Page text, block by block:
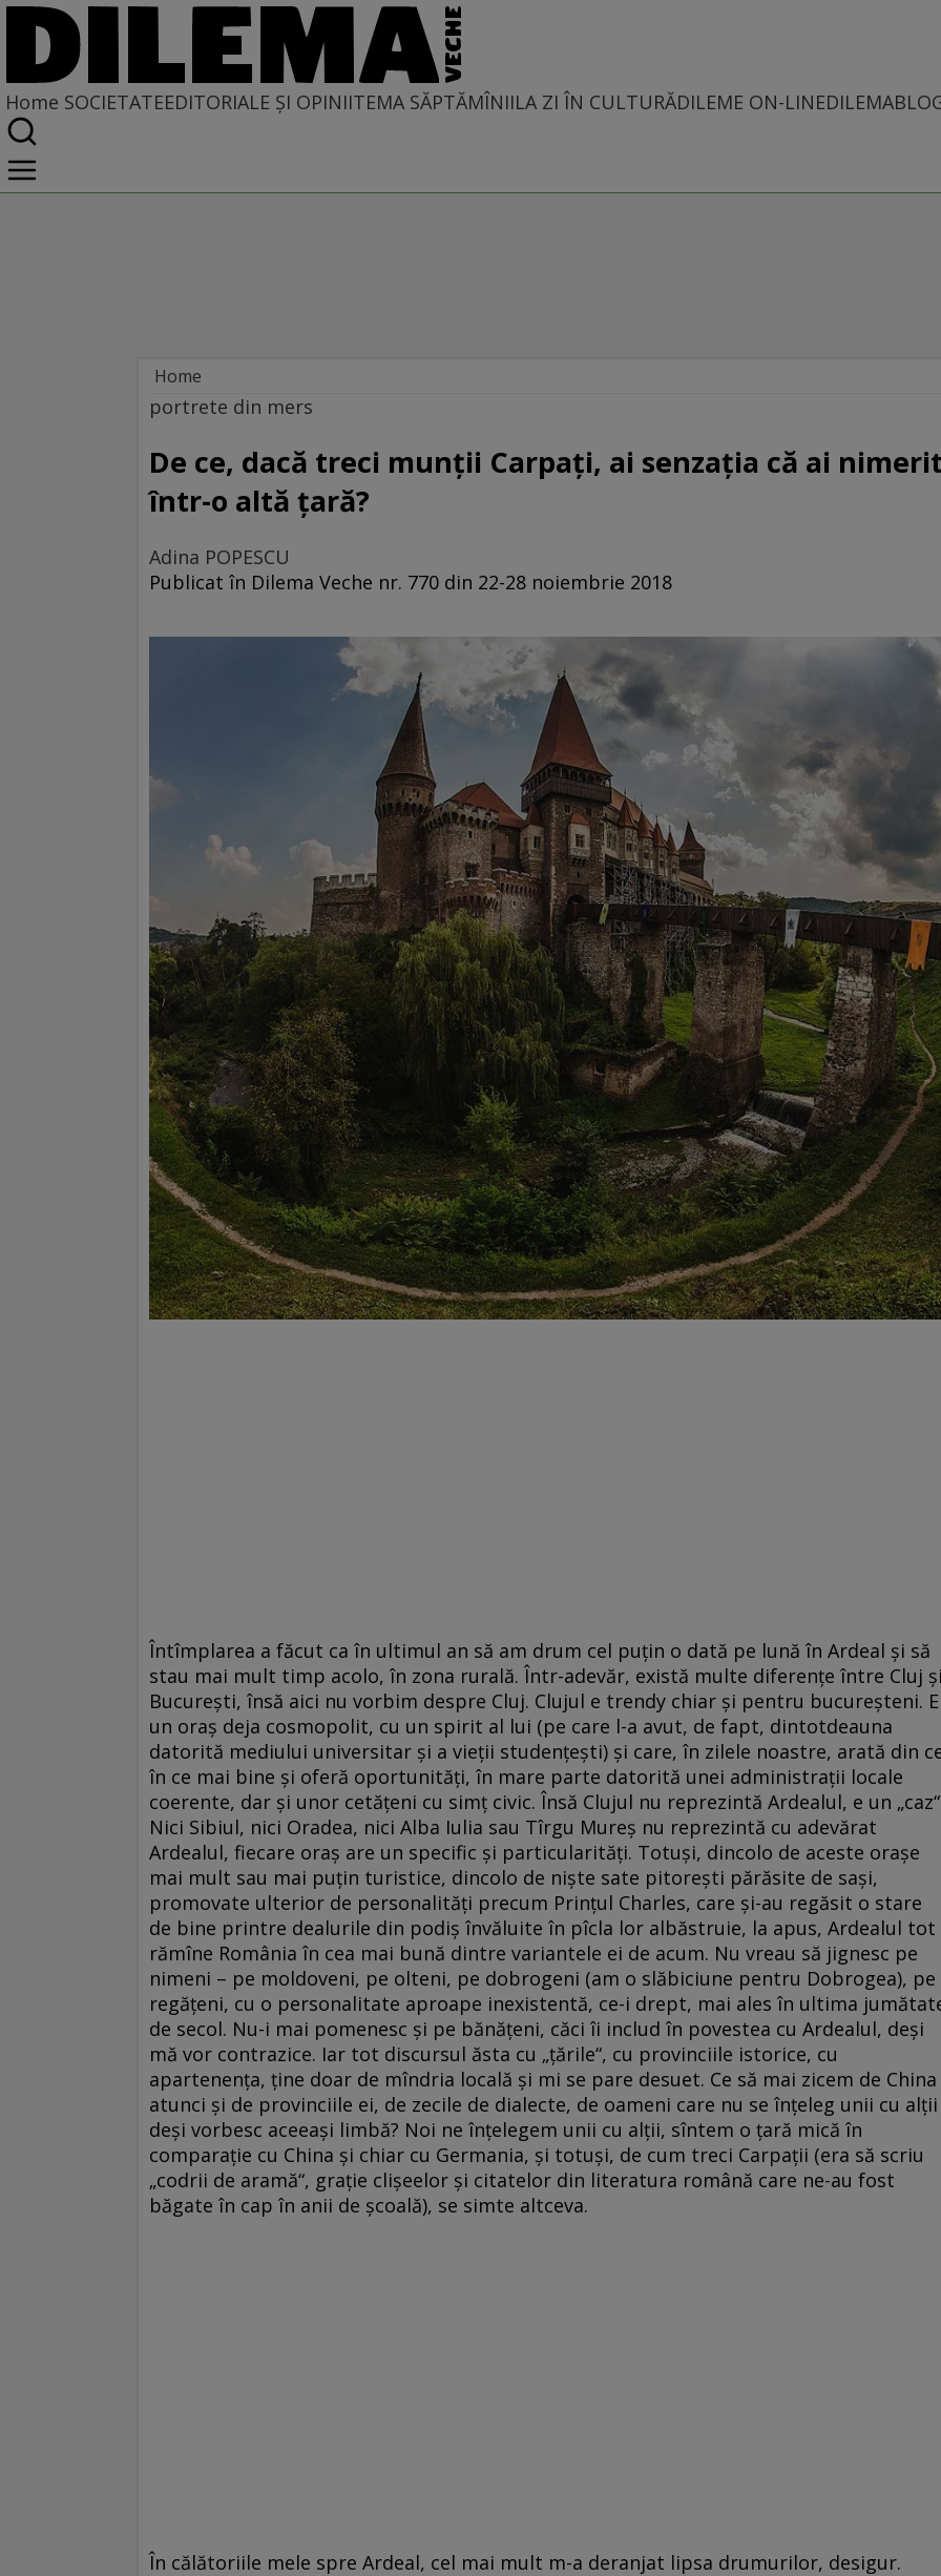
Home SOCIETATEEDITORIALE ȘI OPINIITEMA SĂPTĂMÎNIILA ZI ÎN CULTURĂDILEME ON-LINE
Home
Societate
portrete din mers
De ce, dacă treci munții Carpați, ai senzația că ai nimerit
într-o altă țară?
Adina POPESCU
Publicat în Dilema Veche nr. 770 din 22-28 noiembrie 2018
Întîmplarea a făcut ca în ultimul an să am drum cel puțin o dată pe lună în Ardeal și să
stau mai mult timp acolo, în zona rurală. Într-adevăr, există multe diferențe între Cluj și
București, însă aici nu vorbim despre Cluj. Clujul e trendy chiar și pentru bucureșteni. E
un oraș deja cosmopolit, cu un spirit al lui (pe care l-a avut, de fapt, dintotdeauna
datorită mediului universitar și a vieții studențești) și care, în zilele noastre, arată din
în ce mai bine și oferă oportunități, în mare parte datorită unei administrații locale
coerente, dar și unor cetățeni cu simț civic. Însă Clujul nu reprezintă Ardealul, e un
Nici Sibiul, nici Oradea, nici Alba Iulia sau Tîrgu Mureș nu reprezintă cu adevărat
Ardealul, fiecare oraș are un specific și particularități. Totuși, dincolo de aceste orașe
mai mult sau mai puțin turistice, dincolo de niște sate pitorești părăsite de sași,
promovate ulterior de personalități precum Prințul Charles, care și-au regăsit o stare
de bine printre dealurile din podiș învăluite în pîcla lor albăstruie, la apus, Ardealul tot
rămîne România în cea mai bună dintre variantele ei de acum. Nu vreau să jignesc pe
nimeni – pe moldoveni, pe olteni, pe dobrogeni (am o slăbiciune pentru Dobrogea), pe
regățeni, cu o personalitate aproape inexistentă, ce-i drept, mai ales în ultima
de secol. Nu-i mai pomenesc și pe bănățeni, căci îi includ în povestea cu Ardealul, deși
mă vor contrazice. Iar tot discursul ăsta cu „țările“, cu provinciile istorice, cu
apartenența, ține doar de mîndria locală și mi se pare desuet. Ce să mai zicem de China
atunci și de provinciile ei, de zecile de dialecte, de oameni care nu se înțeleg unii cu alții
deși vorbesc aceeași limbă? Noi ne înțelegem unii cu alții, sîntem o țară mică în
comparație cu China și chiar cu Germania, și totuși, de cum treci Carpații (era să scriu
„codrii de aramă“, grație clișeelor și citatelor din literatura română care ne-au fost
băgate în cap în anii de școală), se simte altceva.
În călătoriile mele spre Ardeal, cel mai mult m-a deranjat lipsa drumurilor, desigur.